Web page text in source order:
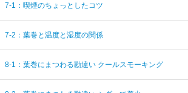
7-1：喫煙のちょっとしたコツ
7-2：葉巻と温度と湿度の関係
8-1：葉巻にまつわる勘違い クールスモーキング